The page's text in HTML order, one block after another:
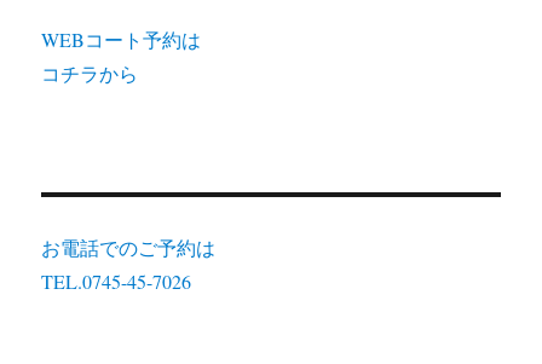
WEBコート予約は
コチラから
お電話でのご予約は
TEL.0745-45-7026